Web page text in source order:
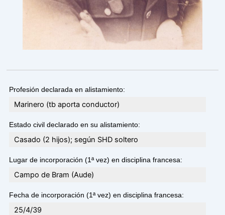
Profesión declarada en alistamiento:
Marinero (tb aporta conductor)
Estado civil declarado en su alistamiento:
Casado (2 hijos); según SHD soltero
Lugar de incorporación (1ª vez) en disciplina francesa:
Campo de Bram (Aude)
Fecha de incorporación (1ª vez) en disciplina francesa:
25/4/39